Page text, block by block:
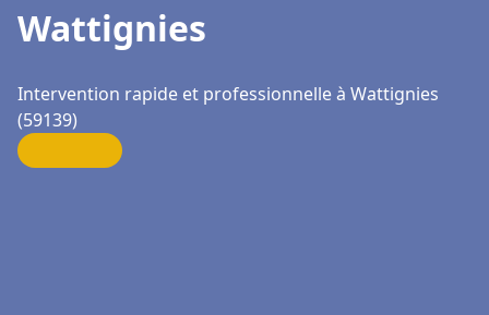
Wattignies
Intervention rapide et professionnelle à Wattignies
(59139)